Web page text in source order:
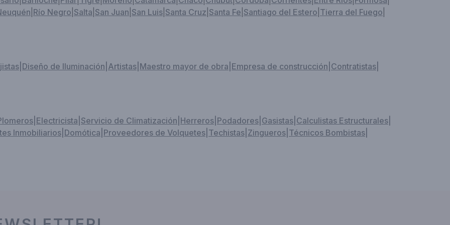
Río Negro Salta San Juan San Luis Santa Cruz Santa Fe Santiago del Estero Tierra del Fuego
Diseño de Iluminación Artistas Maestro mayor de obra Empresa de construcción Contratistas
Electricista Servicio de Climatización Herreros Podadores Gasistas Calculistas Estructurales
Inmobiliarios Domótica Proveedores de Volquetes Techistas Zingueros Técnicos Bombistas